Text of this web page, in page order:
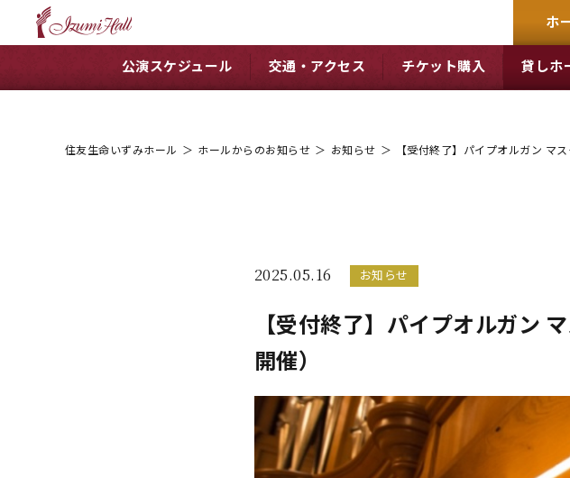
ホ
公演スケジュール 交通・アクセス チケット購入 貸しホ
住友生命いずみホール ＞ ホールからのお知らせ ＞ お知らせ ＞ 【受付終了】パイプオルガン マ
2025.05.16 お知らせ
【受付終了】パイプオルガン
開催）